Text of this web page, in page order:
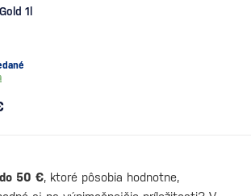
1l
50 €, ktoré pôsobia hodnotne,